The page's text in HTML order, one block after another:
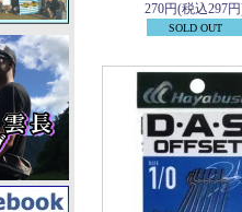
270円(税込297
SOLD OUT